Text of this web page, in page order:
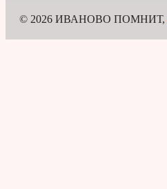
© 2026 ИВАНОВО ПОМНИТ,